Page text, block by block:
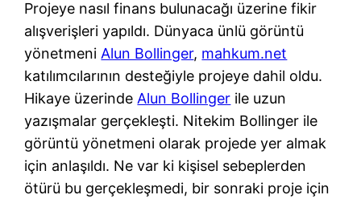
Projeye nasıl finans bulunacağı üzerine fikir
alışverişleri yapıldı. Dünyaca ünlü görüntü
yönetmeni Alun Bollinger, mahkum.net
katılımcılarının desteğiyle projeye dahil oldu.
Hikaye üzerinde Alun Bollinger ile uzun
yazışmalar gerçekleşti. Nitekim Bollinger ile
görüntü yönetmeni olarak projede yer almak
için anlaşıldı. Ne var ki kişisel sebeplerden
ötürü bu gerçekleşmedi, bir sonraki proje için